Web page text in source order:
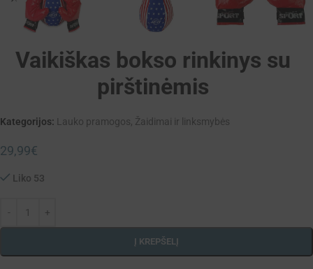
Vaikiškas bokso rinkinys su
pirštinėmis
Kategorijos: Lauko pramogos, Žaidimai ir linksmybės
29,99€
Liko 53
Į KREPŠELĮ